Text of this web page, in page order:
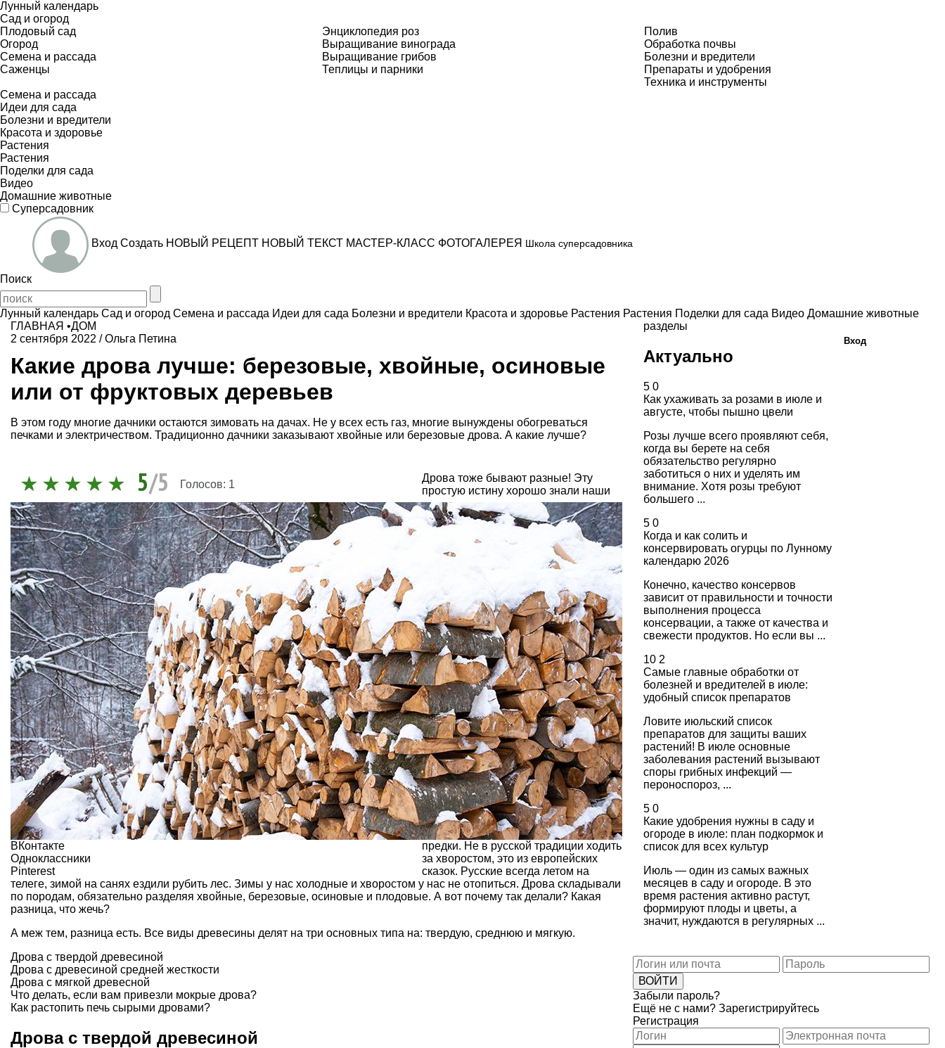
Лунный календарь
Сад и огород
Плодовый сад
Огород
Семена и рассада
Саженцы
Энциклопедия роз
Выращивание винограда
Выращивание грибов
Теплицы и парники
Полив
Обработка почвы
Болезни и вредители
Препараты и удобрения
Техника и инструменты
Семена и рассада
Идеи для сада
Болезни и вредители
Красота и здоровье
Растения
Растения
Поделки для сада
Видео
Домашние животные
Суперсадовник
Вход Создать НОВЫЙ РЕЦЕПТ НОВЫЙ ТЕКСТ МАСТЕР-КЛАСС ФОТОГАЛЕРЕЯ Школа суперсадовника
Поиск
Лунный календарь Сад и огород Семена и рассада Идеи для сада Болезни и вредители Красота и здоровье Растения Растения Поделки для сада Видео Домашние животные
ГЛАВНАЯ •ДОМ
2 сентября 2022 /Ольга Петина
Какие дрова лучше: березовые, хвойные, осиновые
или от фруктовых деревьев
В этом году многие дачники остаются зимовать на дачах. Не у всех есть газ, многие вынуждены обогреваться
печками и электричеством. Традиционно дачники заказывают хвойные или березовые дрова. А какие лучше?
5/5 Голосов: 1
ВКонтакте
Одноклассники
Pinterest
Дрова тоже бывают разные! Эту
простую истину хорошо знали наши
предки. Не в русской традиции ходить
за хворостом, это из европейских
сказок. Русские всегда летом на
телеге, зимой на санях ездили рубить лес. Зимы у нас холодные и хворостом у нас не отопиться. Дрова складывали
по породам, обязательно разделяя хвойные, березовые, осиновые и плодовые. А вот почему так делали? Какая
разница, что жечь?
А меж тем, разница есть. Все виды древесины делят на три основных типа на: твердую, среднюю и мягкую.
Дрова с твердой древесиной
Дрова с древесиной средней жесткости
Дрова с мягкой древесной
Что делать, если вам привезли мокрые дрова?
Как растопить печь сырыми дровами?
Дрова с твердой древесиной
разделы
Актуально
5 0
Как ухаживать за розами в июле и
августе, чтобы пышно цвели
Розы лучше всего проявляют себя,
когда вы берете на себя
обязательство регулярно
заботиться о них и уделять им
внимание. Хотя розы требуют
большего ...
5 0
Когда и как солить и
консервировать огурцы по Лунному
календарю 2026
Конечно, качество консервов
зависит от правильности и точности
выполнения процесса
консервации, а также от качества и
свежести продуктов. Но если вы ...
10 2
Самые главные обработки от
болезней и вредителей в июле:
удобный список препаратов
Ловите июльский список
препаратов для защиты ваших
растений! В июле основные
заболевания растений вызывают
споры грибных инфекций —
пероноспороз, ...
5 0
Какие удобрения нужны в саду и
огороде в июле: план подкормок и
список для всех культур
Июль — один из самых важных
месяцев в саду и огороде. В это
время растения активно растут,
формируют плоды и цветы, а
значит, нуждаются в регулярных ...
Вход
Забыли пароль?
Ещё не с нами? Зарегистрируйтесь
Регистрация